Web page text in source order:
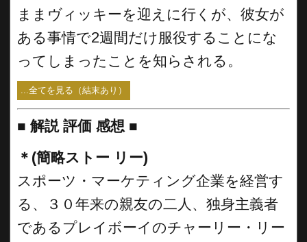
ままヴィッキーを迎えに行くが、彼女が
ある事情で2週間だけ服役することにな
ってしまったことを知らされる。
...全てを見る（結末あり）
■ 解説 評価 感想 ■
＊(簡略ストー リー)
スポーツ・マーケティング企業を経営す
る、３０年来の親友の二人、独身主義者
であるプレイボーイのチャーリー・リー